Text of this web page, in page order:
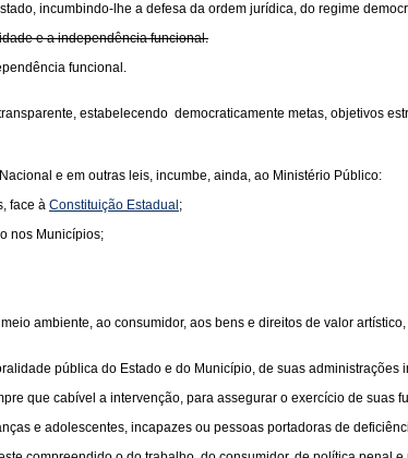
incumbindo-lhe a defesa da ordem jurídica, do regime
e a independência funcional.
funcional.
estabelecendo democraticamente metas, objetivos
e em outras leis, incumbe, ainda, ao Ministério Público:
face à Constituição Estadual ;
nos Municípios;
ambiente, ao consumidor, aos bens e direitos de valor
pública do Estado e do Município, de suas
que cabível a intervenção, para assegurar o exercício de suas
e adolescentes, incapazes ou pessoas portadoras de